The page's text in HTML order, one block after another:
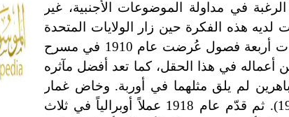
في مداولة الموضوعات الأجنبية، غير
لديه هذه الفكرة حين زار الولايات المتحدة
، وهي ذات أربعة فصول عُرضت عام 1910 في مسرح
أعماله في هذا الحقل، كما تعد أفضل مآثره
لم يلق مثلهما في أوربة. وخاض غمار
(عام 1917). ثم قدّم عام 1918 عملاً أوبرالياً في ثلاث